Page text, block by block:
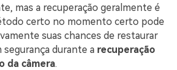
mas a recuperação geralmente é
certo no momento certo pode
suas chances de restaurar
durante a recuperação
da câmera.